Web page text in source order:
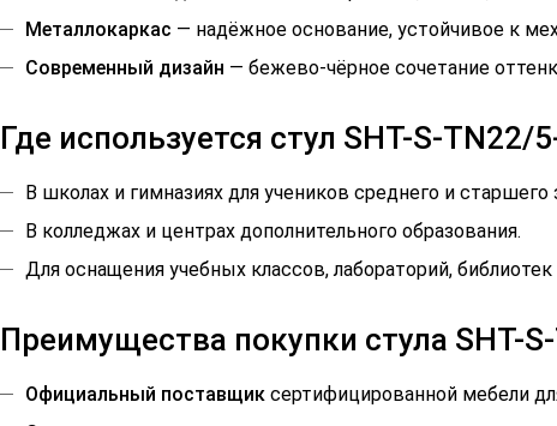
Металлокаркас — надёжное основание, устойчивое к
Современный дизайн — бежево-чёрное сочетание
Где используется стул SHT-S-TN22/
В школах и гимназиях для учеников среднего и старшего
В колледжах и центрах дополнительного образования.
Для оснащения учебных классов, лабораторий,
Преимущества покупки стула SHT-
Официальный поставщик сертифицированной мебели